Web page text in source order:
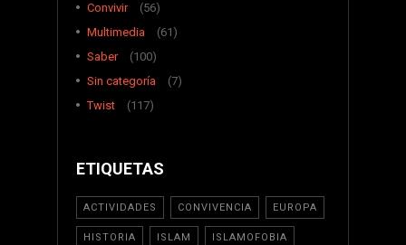
Convivir
(56)
Multimedia
(61)
Saber
(100)
Sin categoría
(7)
Twist
(117)
ETIQUETAS
ACTIVIDADES CONVIVENCIA EUROPA
HISTORIA ISLAM ISLAMOFOBIA